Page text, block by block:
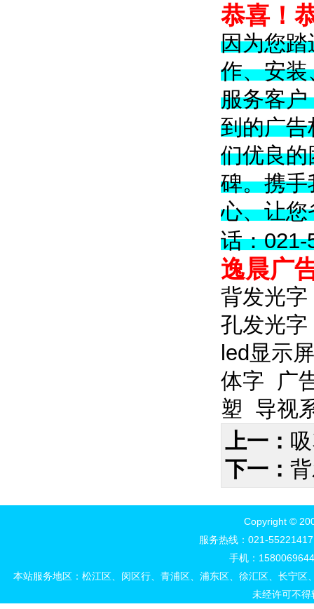
恭喜！
因为您
作、安装
服务客户
到的广
们优良
碑。携手
心、让您
话：021-
逸晨广
背发光字
孔发光字
led显示屏
体字
广
塑 导视
上一：
下一：
Copyright ©
服务热线：021-
手机：
本站服务地区：松江区、闵区行、青浦区、浦东区、徐汇区、长宁
未经许可不